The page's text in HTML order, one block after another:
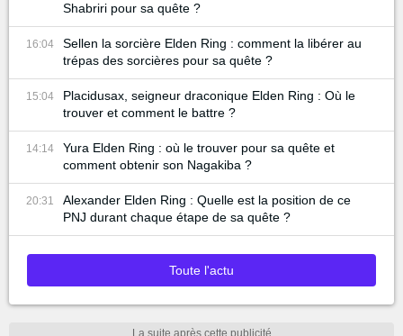
Shabriri pour sa quête ?
16:04
Sellen la sorcière Elden Ring : comment la libérer au
trépas des sorcières pour sa quête ?
15:04
Placidusax, seigneur draconique Elden Ring : Où le
trouver et comment le battre ?
14:14
Yura Elden Ring : où le trouver pour sa quête et
comment obtenir son Nagakiba ?
20:31
Alexander Elden Ring : Quelle est la position de ce
PNJ durant chaque étape de sa quête ?
Toute l'actu